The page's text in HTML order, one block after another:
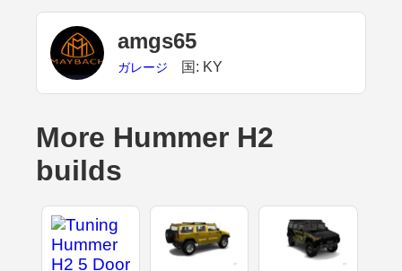
amgs65
ガレージ 国: KY
More Hummer H2
builds